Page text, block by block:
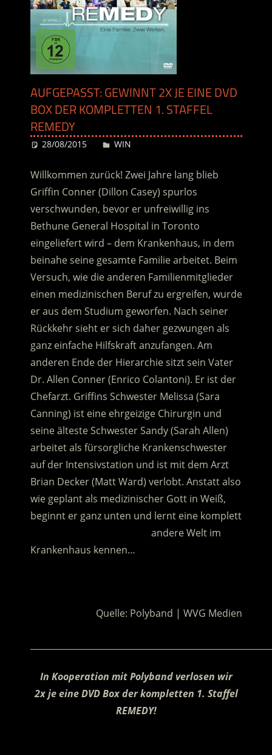
AUFGEPASST: GEWINNT 2X JE EINE DVD
BOX DER KOMPLETTEN 1. STAFFEL
REMEDY
28/08/2015 Desiree
WIN
Willkommen zurück! Zwei Jahre lang blieb
Griffin Conner (Dillon Casey) spurlos
verschwunden, bevor er unfreiwillig ins
Bethune General Hospital in Toronto
eingeliefert wird – dem Krankenhaus, in dem
beinahe seine gesamte Familie arbeitet. Beim
Versuch, wie die anderen Familienmitglieder
einen medizinischen Beruf zu ergreifen, wurde
er aus dem Studium geworfen. Nach seiner
Rückkehr sieht er sich daher gezwungen als
ganz einfache Hilfskraft anzufangen. Am
anderen Ende der Hierarchie sitzt sein Vater
Dr. Allen Conner (Enrico Colantoni). Er ist der
Chefarzt. Griffins Schwester Melissa (Sara
Canning) ist eine ehrgeizige Chirurgin und
seine älteste Schwester Sandy (Sarah Allen)
arbeitet als fürsorgliche Krankenschwester
auf der Intensivstation und ist mit dem Arzt
Brian Decker (Matt Ward) verlobt. Anstatt also
wie geplant als medizinischer Gott in Weiß,
beginnt er ganz unten und lernt eine komplett
andere Welt im
Krankenhaus kennen…
Quelle: Polyband | WVG Medien
In Kooperation mit Polyband verlosen wir
2x je eine DVD Box der kompletten 1. Staffel
REMEDY!